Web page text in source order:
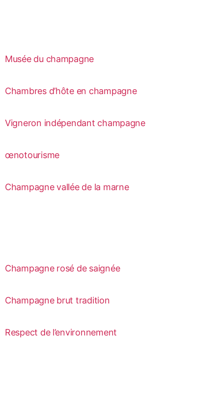
Musée du champagne
Chambres d’hôte en champagne
Vigneron indépendant champagne
œnotourisme
Champagne vallée de la marne
Champagne rosé de saignée
Champagne brut tradition
Respect de l’environnement